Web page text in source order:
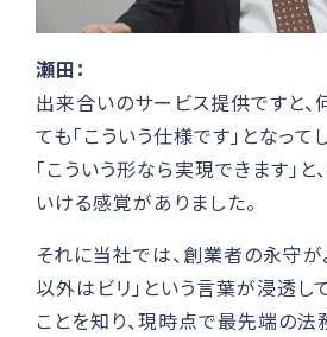
瀬田：
出来合いのサービス提供ですと
ても「こういう仕様です」となって
「こういう形なら実現できます」
いける感覚がありました。
それに当社では、創業者の永守が
以外はビリ」という言葉が浸透し
ことを知り、現時点で最先端の法